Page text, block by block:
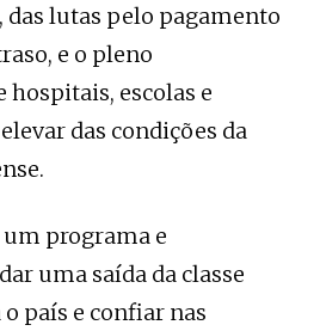
das lutas pelo pagamento
e o pleno
escolas e
das condições da
programa e
uma saída da classe
país e confiar nas